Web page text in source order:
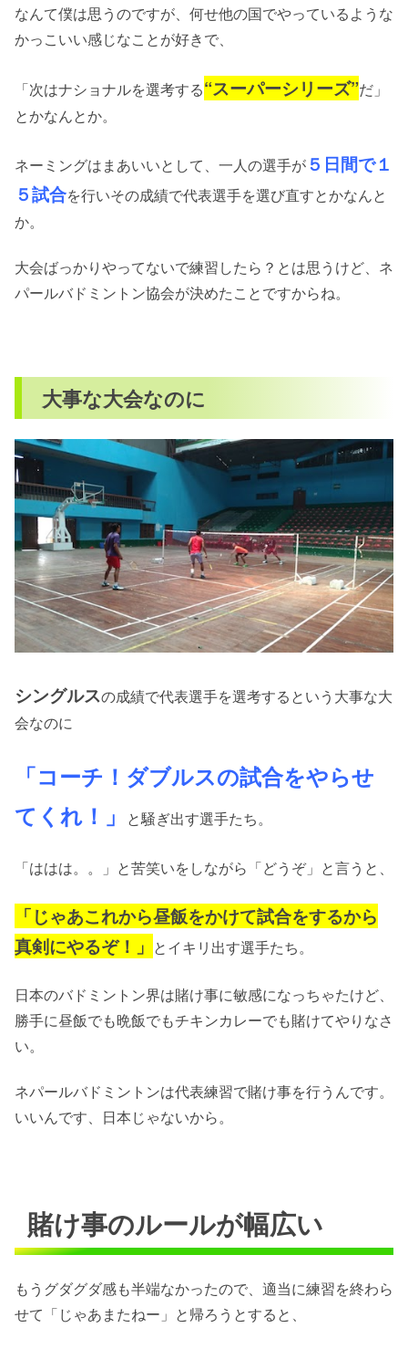
なんて僕は思うのですが、何せ他の国でやっているような
かっこいい感じなことが好きで、
「次はナショナルを選考する“スーパーシリーズ”だ」
とかなんとか。
ネーミングはまあいいとして、一人の選手が５日間で１
５試合を行いその成績で代表選手を選び直すとかなんと
か。
大会ばっかりやってないで練習したら？とは思うけど、ネ
パールバドミントン協会が決めたことですからね。
大事な大会なのに
シングルスの成績で代表選手を選考するという大事な大
会なのに
「コーチ！ダブルスの試合をやらせ
てくれ！」
と騒ぎ出す選手たち。
「ははは。。」と苦笑いをしながら「どうぞ」と言うと、
「じゃあこれから昼飯をかけて試合をするから
真剣にやるぞ！」 とイキリ出す選手たち。
日本のバドミントン界は賭け事に敏感になっちゃたけど、
勝手に昼飯でも晩飯でもチキンカレーでも賭けてやりなさ
い。
ネパールバドミントンは代表練習で賭け事を行うんです。
いいんです、日本じゃないから。
賭け事のルールが幅広い
もうグダグダ感も半端なかったので、適当に練習を終わら
せて「じゃあまたねー」と帰ろうとすると、